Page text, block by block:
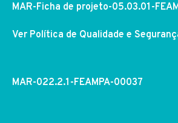
MAR-Ficha de projeto-05.03.01-
Ver Política de Qualidade e
MAR-022.2.1-FEAMPA-00037